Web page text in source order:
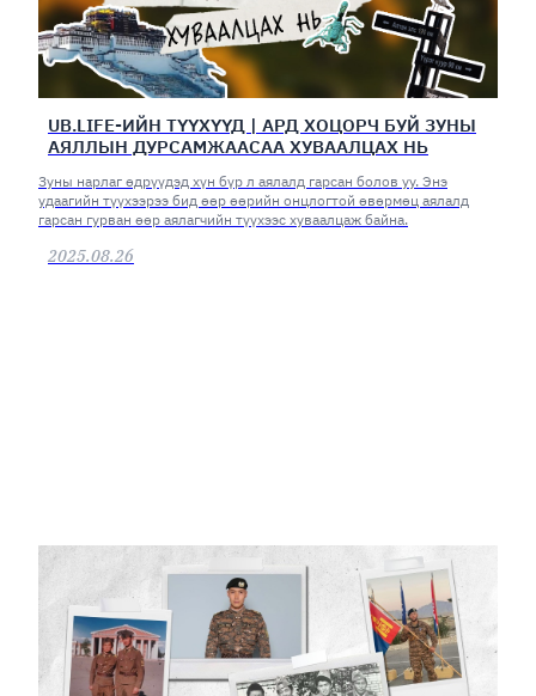
UB.LIFE-ИЙН ТҮҮХҮҮД | АРД ХОЦОРЧ БУЙ ЗУНЫ
АЯЛЛЫН ДУРСАМЖААСАА ХУВААЛЦАХ НЬ
Зуны нарлаг өдрүүдэд хүн бүр л аялалд гарсан болов уу. Энэ
удаагийн түүхээрээ бид өөр өөрийн онцлогтой өвөрмөц аялалд
гарсан гурван өөр аялагчийн түүхээс хуваалцаж байна.
2025.08.26